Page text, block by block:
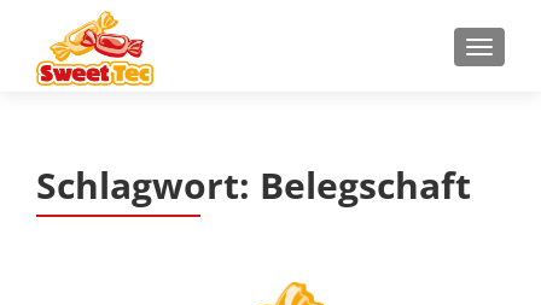
MENU
Schlagwort: Belegschaft